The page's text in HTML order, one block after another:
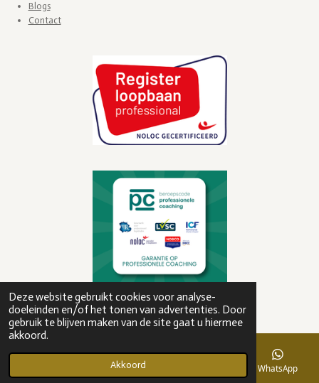
Deze website gebruikt cookies voor analyse-
doeleinden en/of het tonen van advertenties. Door
gebruik te blijven maken van de site gaat u hiermee
akkoord.
Akkoord
Blogs
Contact
www.picturesbymarleen © 2022 Jouwkeuzecoaching
Powered by JouwWeb
Telefoonnummer WhatsApp